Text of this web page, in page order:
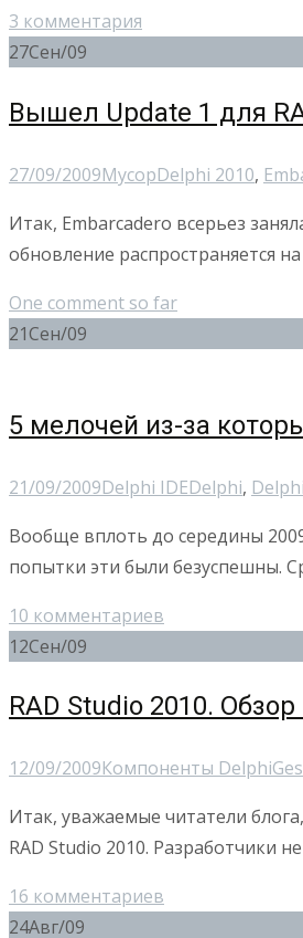
3 комментария
27Сен/09
Вышел Update 1 для
27/09/2009МусорDelphi 2010,
Итак, Embarcadero всерьез
обновление распространяется
One comment so far
21Сен/09
5 мелочей из-за
21/09/2009Delphi IDEDelphi,
Вообще вплоть до середины
попытки эти были безуспешны.
10 комментариев
12Сен/09
RAD Studio 2010.
12/09/2009Компоненты Delphi
Итак, уважаемые читатели
RAD Studio 2010. Разработчики
16 комментариев
24Авг/09